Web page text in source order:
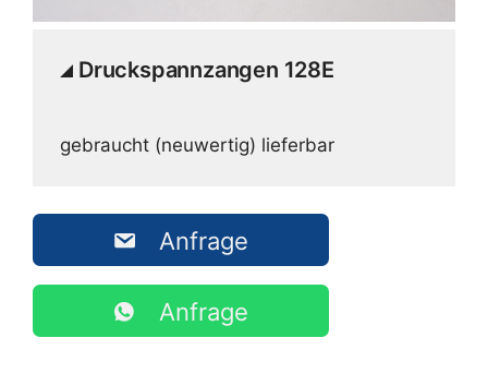
Druckspannzangen 128E
gebraucht (neuwertig) lieferbar
Anfrage
Anfrage